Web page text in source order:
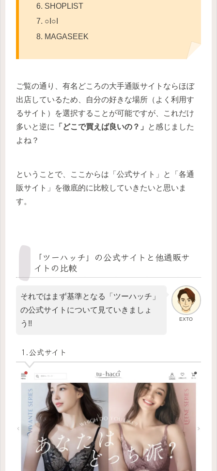
SHOPLIST
○I○I
MAGASEEK
ご覧の通り、有名どころの大手通販サイトならほぼ
出店しているため、自分の好きな場所（よく利用す
るサイト）を選択することが可能ですが、これだけ
多いと逆に
「どこで買えば良いの？」
と感じました
よね？
ということで、ここからは「公式サイト」と「各通
販サイト」を徹底的に比較していきたいと思いま
す。
「ツーハッチ」の公式サイトと他通販サ
イトの比較
EXTO
それではまず基準となる「ツーハッチ」
の公式サイトについて見ていきましょ
う!!
1.公式サイト